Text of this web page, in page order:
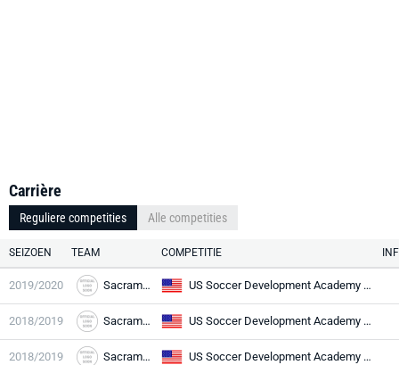
Carrière
Reguliere competities Alle competities
SEIZOEN TEAM COMPETITIE
2019/2020 Sacramento Rep US Soccer Development Academy U18/19
2018/2019 Sacramento Rep US Soccer Development Academy U18/19
2018/2019 Sacramento Rep US Soccer Development Academy U16/17